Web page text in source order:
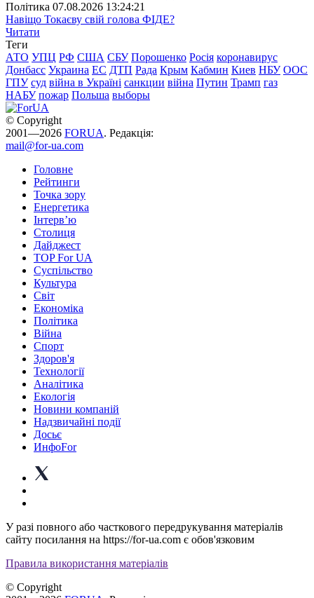
Полiтика 07.08.2026 13:24:21
Навіщо Токаєву свій голова ФІДЕ?
Читати
Теги
АТО УПЦ РФ США СБУ Порошенко Росія коронавирус
Донбасс Украина ЕС ДТП Рада Крым Кабмин Киев НБУ ООС
ГПУ суд війна в Україні санкции війна Путин Трамп газ
НАБУ пожар Польша выборы
© Copyright
2001—2026 FORUA. Редакція:
mail@for-ua.com
Головне
Рейтинги
Точка зору
Енергетика
Інтерв’ю
Столиця
Дайджест
TOP For UA
Суспiльство
Культура
Світ
Економіка
Політика
Війна
Спорт
Здоров'я
Технології
Аналітика
Екологія
Новини компаній
Надзвичайні події
Досьє
ИнфоFor
У разі повного або часткового передрукування матеріалів
сайту посилання на https://for-ua.com є обов'язковим
Правила використання матеріалів
© Copyright